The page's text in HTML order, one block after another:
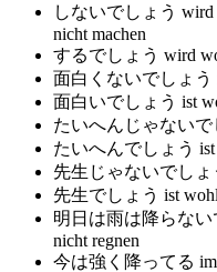
しないでしょう wird
nicht machen
するでしょう wird
面白くないでしょう
面白いでしょう ist
たいへんじゃないで
たいへんでしょう
先生じゃないでしょ
先生でしょう ist
明日は雨は降らない
nicht regnen
今は強く降ってる